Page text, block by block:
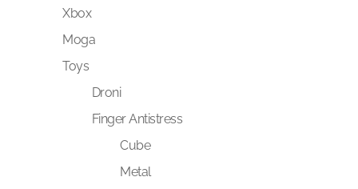
Xbox
Moga
Toys
Droni
Finger Antistress
Cube
Metal